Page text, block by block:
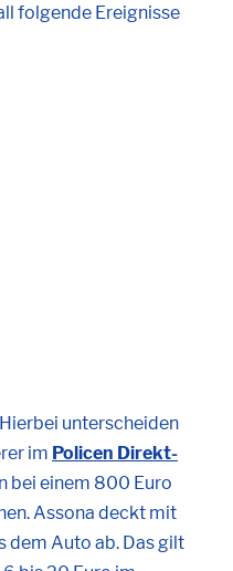
folgende Ereignisse
unterscheiden
im Policen Direkt-
bei einem 800 Euro
Assona deckt mit
dem Auto ab. Das gilt